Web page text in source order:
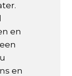
en
en